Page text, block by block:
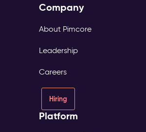
Company
About Pimcore
Leadership
Careers
Hiring
Platform